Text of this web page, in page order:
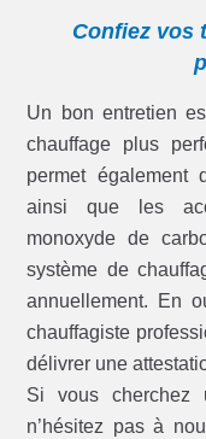
Confiez vos
Un bon entretien
chauffage plus
permet également
ainsi que les
monoxyde de
système de
annuellement. En
chauffagiste
délivrer une
Si vous cherchez
n’hésitez pas à